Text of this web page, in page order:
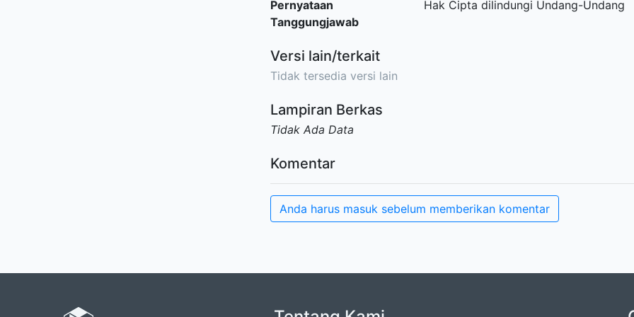
Pernyataan
Tanggungjawab
Hak Cipta dilindungi Undang-Undang
Versi lain/terkait
Tidak tersedia versi lain
Lampiran Berkas
Tidak Ada Data
Komentar
Anda harus masuk sebelum memberikan komentar